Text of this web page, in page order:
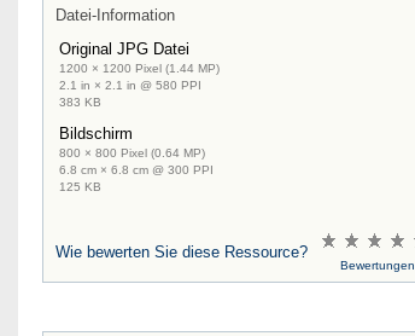
Datei-Information
Original JPG Datei
1200 × 1200 Pixel (1.44 MP)
2.1 in × 2.1 in @ 580 PPI
383 KB
Bildschirm
800 × 800 Pixel (0.64 MP)
6.8 cm × 6.8 cm @ 300 PPI
125 KB
Wie bewerten Sie diese Ressource?
Bewertungen